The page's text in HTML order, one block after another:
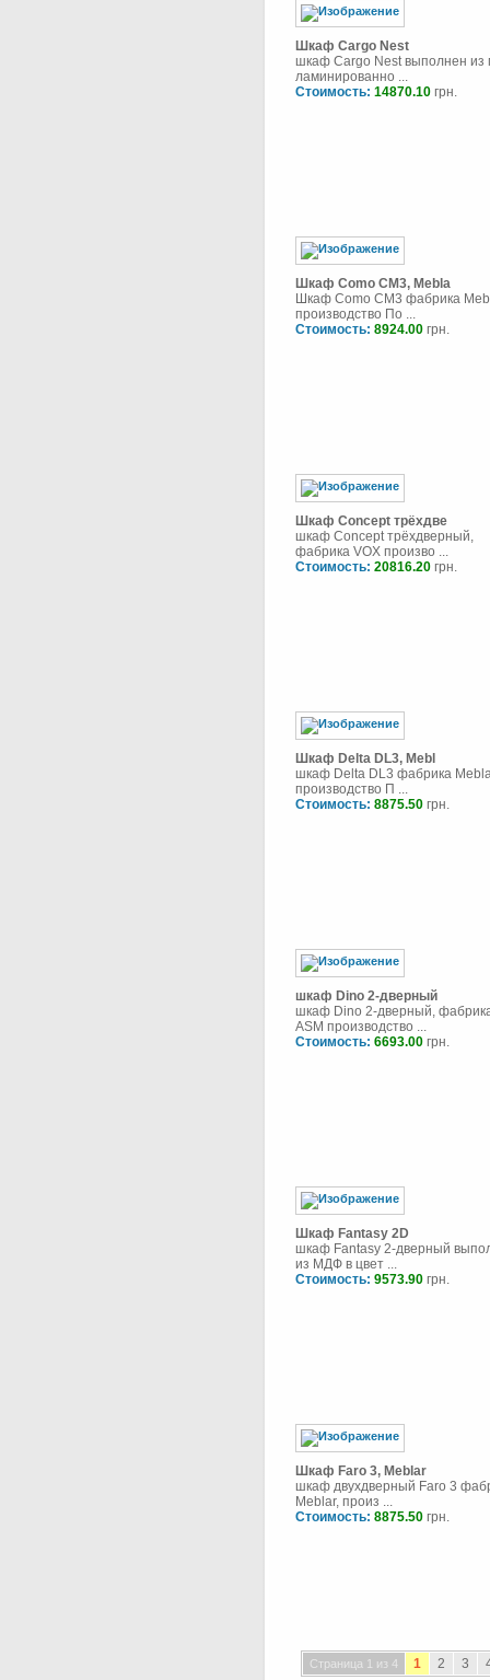
Шкаф Cargo Nest
шкаф Cargo Nest выполнен
ламинированно ...
Стоимость: 14870.10 грн.
Шкаф Como CM3, Mebla
Шкаф Como CM3 фабрика
производство По ...
Стоимость: 8924.00 грн.
Шкаф Concept трёхдве
шкаф Concept трёхдверный,
фабрика VOX произво ...
Стоимость: 20816.20 грн.
Шкаф Delta DL3, Mebl
шкаф Delta DL3 фабрика
производство П ...
Стоимость: 8875.50 грн.
шкаф Dino 2-дверный
шкаф Dino 2-дверный,
ASM производство ...
Стоимость: 6693.00 грн.
Шкаф Fantasy 2D
шкаф Fantasy 2-дверный
из МДФ в цвет ...
Стоимость: 9573.90 грн.
Шкаф Faro 3, Meblar
шкаф двухдверный Faro 3
Meblar, произ ...
Стоимость: 8875.50 грн.
Страница 1 из 4 1 2 3